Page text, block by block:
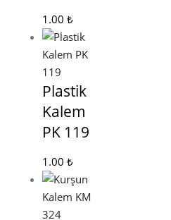
1.00 ₺
Plastik
Kalem
PK 119
1.00 ₺